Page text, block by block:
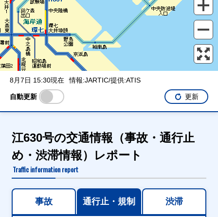
8月7日 15:30現在 情報:JARTIC/提供:ATIS
自動更新 更新
江630号の交通情報（事故・通行止
め・渋滞情報）レポート
Traffic information report
事故 通行止・規制 渋滞